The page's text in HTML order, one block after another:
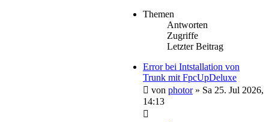
Themen
Antworten
Zugriffe
Letzter Beitrag
Error bei Intstallation von
Trunk mit FpcUpDeluxe
von photor» Sa 25. Jul 2026,
14:13